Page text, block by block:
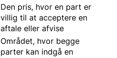
Den pris, hvor en part er
villig til at acceptere en
aftale eller afvise
Området, hvor begge
parter kan indgå en